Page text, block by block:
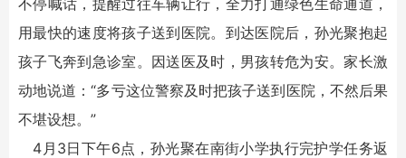
用最快的速度将孩子送到医院。到达医院后，孙光聚抱起
孩子飞奔到急诊室。因送医及时，男孩转危为安。家长激
动地说道：“多亏这位警察及时把孩子送到医院，不然后果
不堪设想。”
4月3日下午6点，孙光聚在南街小学执行完护学任务返